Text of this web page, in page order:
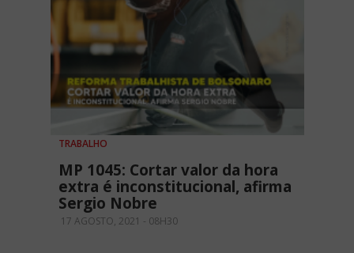
TRABALHO
MP 1045: Cortar valor da hora
extra é inconstitucional, afirma
Sergio Nobre
17 AGOSTO, 2021 - 08H30